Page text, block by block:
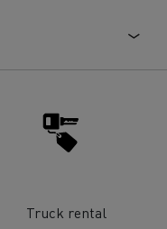
Truck rental